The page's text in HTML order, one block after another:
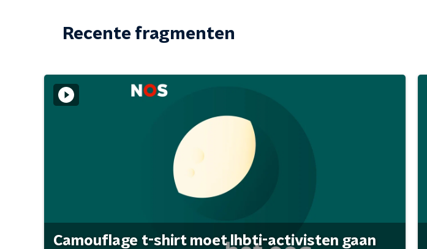
Recente fragmenten
Camouflage t-shirt moet lhbti-activisten gaan